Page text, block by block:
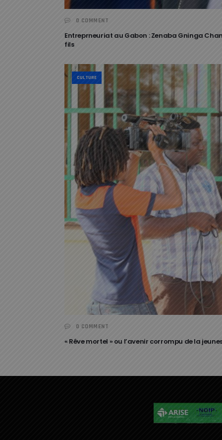
0 COMMENT
Entreprneuriat au Gabon : Zenaba Gninga
fils
CULTURE
0 COMMENT
« Rêve mortel » ou l’avenir corrompu de la